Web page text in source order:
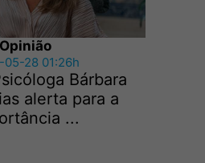
Opinião
05-28 01:26h
Bárbara
alerta para a
...